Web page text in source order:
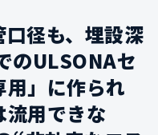
径も、埋設深
のULSONAセ
」に作られ
流用できな